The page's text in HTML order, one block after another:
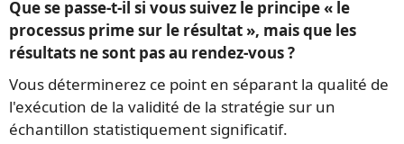
Que se passe-t-il si vous suivez le principe « le
processus prime sur le résultat », mais que les
résultats ne sont pas au rendez-vous ?
Vous déterminerez ce point en séparant la qualité de
l'exécution de la validité de la stratégie sur un
échantillon statistiquement significatif.